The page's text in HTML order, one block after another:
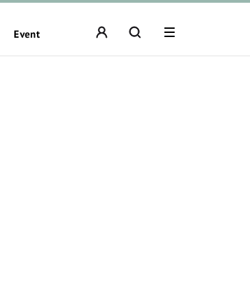
Event